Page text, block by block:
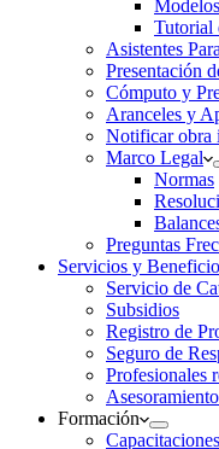
Tutorial
Asistentes
Presentación
Cómputo y
Aranceles y
Notificar obra
Marco Legal
Normas
Preguntas
Servicios y
Servicio de
Subsidios
Registro de
Seguro de
Profesionales
Formación
Capacitaciones